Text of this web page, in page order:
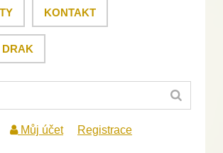
KONTAKT
DRAK
Můj účet Registrace